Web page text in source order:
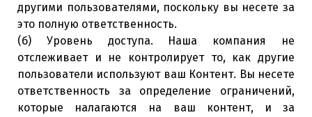
другими пользователями, поскольку вы несете за
это полную ответственность.
(б) Уровень доступа. Наша компания не
отслеживает и не контролирует то, как другие
пользователи используют ваш Контент. Вы несете
ответственность за определение ограничений,
которые налагаются на ваш контент, и за